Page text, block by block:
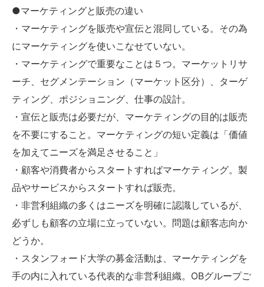
●マーケティングと販売の違い
・マーケティングを販売や宣伝と混同している。その為
にマーケティングを使いこなせていない。
・マーケティングで重要なことは５つ。マーケットリサ
ーチ、セグメンテーション（マーケット区分）、ターゲ
ティング、ポジショニング、仕事の設計。
・宣伝と販売は必要だが、マーケティングの目的は販売
を不要にすること。マーケティングの短い定義は「価値
を加えてニーズを満足させること」
・顧客や消費者からスタートすればマーケティング。製
品やサービスからスタートすれば販売。
・非営利組織の多くはニーズを明確に認識しているが、
必ずしも顧客の立場に立っていない。問題は顧客志向か
どうか。
・スタンフォード大学の募金活動は、マーケティングを
手の内に入れている代表的な非営利組織。OBグループご